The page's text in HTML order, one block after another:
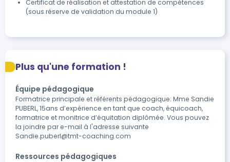
Certificat de réalisation et attestation de compétences
(sous réserve de validation du module 1)
Plus qu'une formation !
Équipe pédagogique
Formatrice principale et référents pédagogique: Mme Sandie
PUBERL, 15ans d’expérience en tant que coach, équicoach,
formatrice et monitrice d’équitation diplômée. Vous pouvez
la joindre par e-mail à l'adresse suivante
Sandie.puberl@tmt-coaching.com
Ressources pédagogiques